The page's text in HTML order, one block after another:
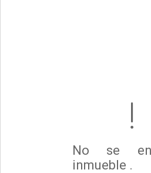
No se
inmueble .